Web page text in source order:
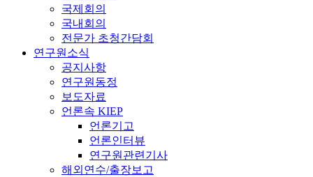
국제회의
국내회의
전문가 초청간담회
연구원소식
공지사항
연구원동정
보도자료
언론속 KIEP
언론기고
언론인터뷰
연구원관련기사
해외연수/출장보고